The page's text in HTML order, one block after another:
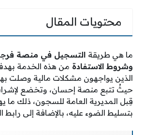
محتويات المقال
ما هي طريقة التسجيل في منصة
وشروط الاستفادة من هذه الخدمة
الذين يواجهون مشكلات مالية وصلت
حيثُ تتبع منصة إحسان، وتخضع
قِبل المديرية العامة للسجون، ذلك ما
بتسليط الضوء عليه، بالإضافة إلى رابط